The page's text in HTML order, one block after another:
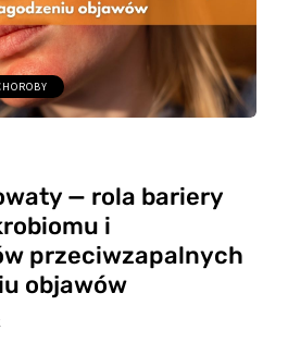
— rola bariery
i
przeciwzapalnych
objawów